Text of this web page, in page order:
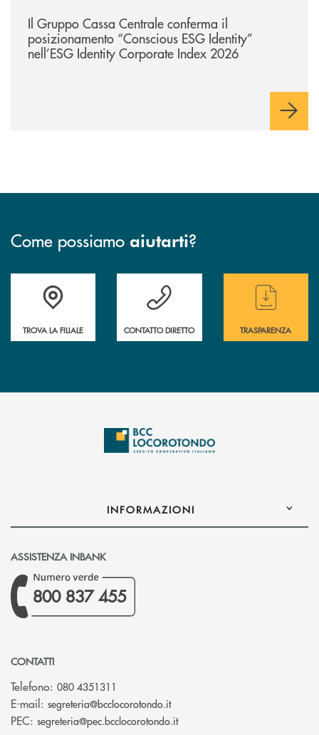
Il Gruppo Cassa Centrale conferma il
posizionamento “Conscious ESG Identity”
nell’ESG Identity Corporate Index 2026
Come possiamo aiutarti?
Accedi all' elenco completo delle filiali
TROVA LA FILIALE
Hai bisogno di assistenza immediata ?
CONTATTO DIRETTO
Hai bisogno di
TRASPARENZA
INFORMAZIONI
ASSISTENZA INBANK
800 837 455
CONTATTI
Telefono: 080 4351311
E-mail: segreteria@bcclocorotondo.it(si apre l’app di posta
PEC: segreteria@pec.bcclocorotondo.it(si apre l’app di posta